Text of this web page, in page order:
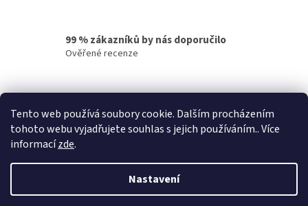
Tento web používá soubory cookie. Dalším procházením
tohoto webu vyjadřujete souhlas s jejich používáním.. Více
informacízde.
Nastavení
k
ý
p
i
s
u
99 % zákazníků by nás doporučilo
Ověřené recenze
Vaše objednávky odesíláme v den objednání
Vytvořil Shoptet